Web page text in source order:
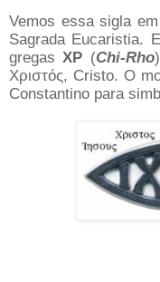
Vemos essa sigla
Sagrada Eucaristia.
gregasXP (Chi-Rho
Χριστός, Cristo. O
Constantino para